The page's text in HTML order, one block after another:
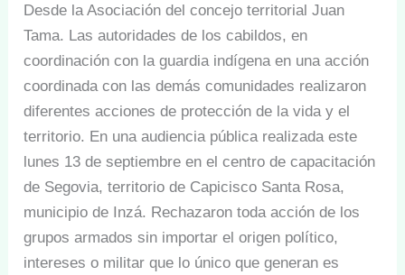
Desde la Asociación del concejo territorial Juan
Tama. Las autoridades de los cabildos, en
coordinación con la guardia indígena en una acción
coordinada con las demás comunidades realizaron
diferentes acciones de protección de la vida y el
territorio. En una audiencia pública realizada este
lunes 13 de septiembre en el centro de capacitación
de Segovia, territorio de Capicisco Santa Rosa,
municipio de Inzá. Rechazaron toda acción de los
grupos armados sin importar el origen político,
intereses o militar que lo único que generan es